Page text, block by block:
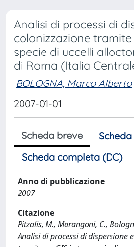
Analisi di processi di
colonizzazione tramite
specie di uccelli
di Roma (Italia
BOLOGNA, Marco Alberto
2007-01-01
Scheda breve
Scheda completa (DC)
Anno di pubblicazione
2007
Citazione
Pitzalis, M., Marangoni, C.,
Analisi di processi di dispersione